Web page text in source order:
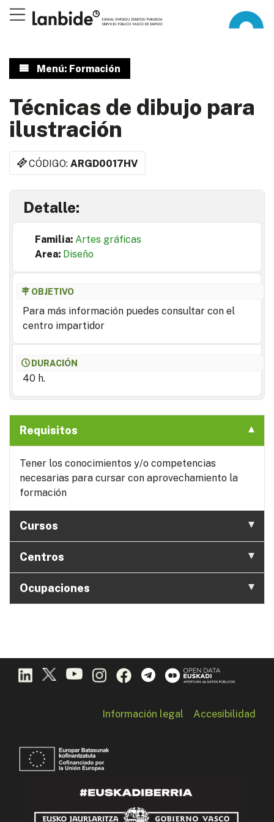
Menú: Formación
Técnicas de dibujo para
ilustración
CÓDIGO:ARGD0017HV
Detalle:
Familia: Artes gráficas
Area: Diseño
OBJETIVO
Para más información puedes consultar con el
centro impartidor
DURACIÓN
40 h.
Requisitos
Tener los conocimientos y/o competencias
necesarias para cursar con aprovechamiento la
formación
Cursos
Centros
Ocupaciones
Información legal Accesibilidad